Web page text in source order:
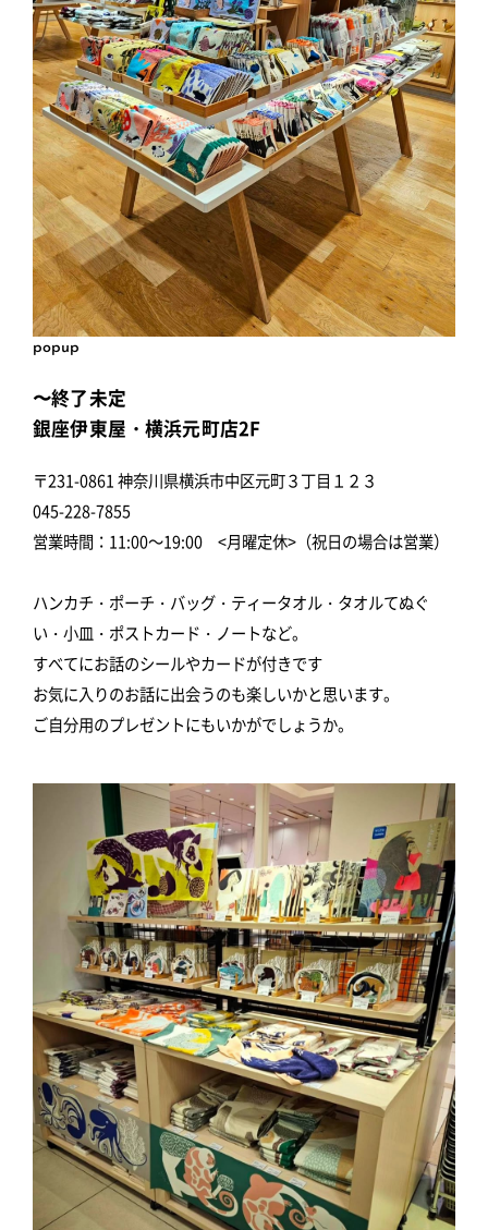
popup
〜終了未定
銀座伊東屋・横浜元町店2F
〒231-0861 神奈川県横浜市中区元町３丁目１２３
045-228-7855
営業時間：11:00～19:00 <月曜定休>（祝日の場合は営業）
ハンカチ・ポーチ・バッグ・ティータオル・タオルてぬぐ
い・小皿・ポストカード・ノートなど。
すべてにお話のシールやカードが付きです
お気に入りのお話に出会うのも楽しいかと思います。
ご自分用のプレゼントにもいかがでしょうか。